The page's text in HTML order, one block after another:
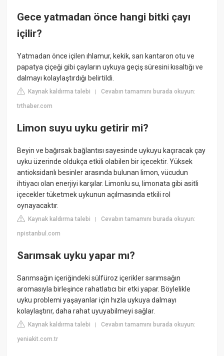
Gece yatmadan önce hangi bitki çayı
içilir?
Yatmadan önce içilen ıhlamur, kekik, sarı kantaron otu ve
papatya çiçeği gibi çayların uykuya geçiş süresini kısaltığı ve
dalmayı kolaylaştırdığı belirtildi.
Kaynak kaldırma talebi |Cevabın tamamını burada okuyun:
trthaber.com
Limon suyu uyku getirir mi?
Beyin ve bağırsak bağlantısı sayesinde uykuyu kaçıracak çay
uyku üzerinde oldukça etkili olabilen bir içecektir. Yüksek
antioksidanlı besinler arasında bulunan limon, vücudun
ihtiyacı olan enerjiyi karşılar. Limonlu su, limonata gibi asitli
içecekler tüketmek uykunun açılmasında etkili rol
oynayacaktır.
Kaynak kaldırma talebi |Cevabın tamamını burada okuyun:
npistanbul.com
Sarımsak uyku yapar mı?
Sarımsağın içeriğindeki sülfüroz içerikler sarımsağın
aromasıyla birleşince rahatlatıcı bir etki yapar. Böylelikle
uyku problemi yaşayanlar için hızla uykuya dalmayı
kolaylaştırır, daha rahat uyuyabilmeyi sağlar.
Kaynak kaldırma talebi |Cevabın tamamını burada okuyun:
yeniakit.com.tr